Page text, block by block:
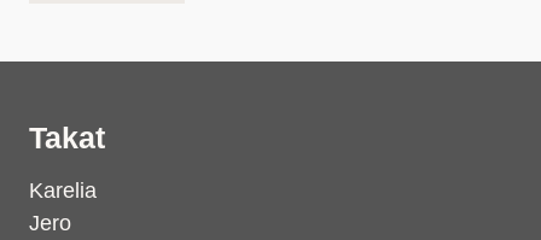
Takat
Karelia
Jero